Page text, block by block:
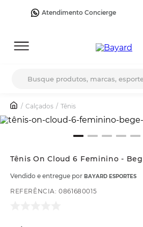
Atendimento Concierge
Calçados Tênis
Tênis On Cloud 6 Feminino -
Vendido e entregue por BAYARD ESPORTES
REFERÊNCIA:0861680015